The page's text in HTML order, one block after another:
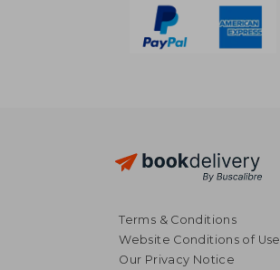
Terms & Conditions
Website Conditions of Use
Our Privacy Notice